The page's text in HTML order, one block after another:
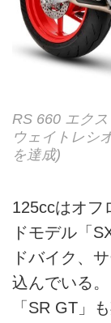
RS 660 エク
ウェイトレシ
を達成)
125ccはオフ
ドモデル「
ドバイク、
込んでいる
「SR GT」